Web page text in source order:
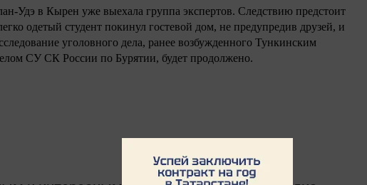
Удэ в Кырен уже выехала группа экспертов. Следствию предстоит
одетый студент покинул гостевой дом, не предупредив друзей, и
уголовного дела, ранее возбужденного Тункинским
СУ СК России по Бурятии, будет продолжено.